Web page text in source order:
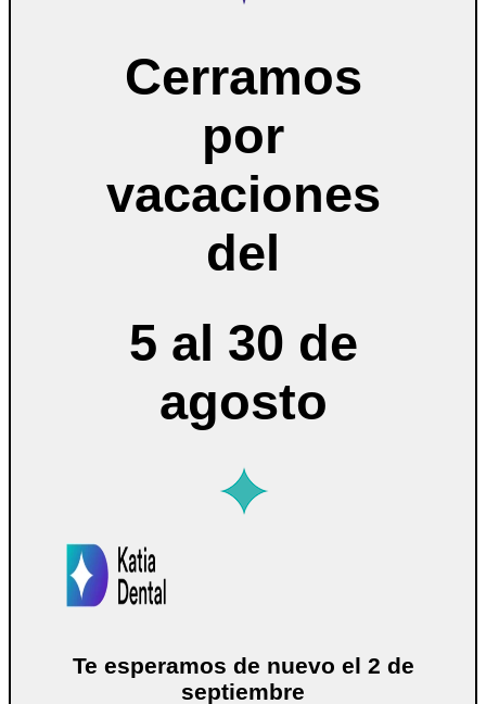
Cerramos
por
vacaciones
del
5 al 30 de
agosto
Te esperamos de nuevo el 2 de
septiembre